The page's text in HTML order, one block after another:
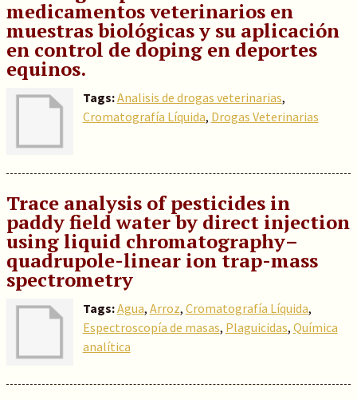
medicamentos veterinarios en
muestras biológicas y su aplicación
en control de doping en deportes
equinos.
Tags:Analisis de drogas veterinarias,
Cromatografía Líquida, Drogas Veterinarias
Trace analysis of pesticides in
paddy field water by direct injection
using liquid chromatography–
quadrupole-linear ion trap-mass
spectrometry
Tags:Agua, Arroz, Cromatografía Líquida,
Espectroscopía de masas, Plaguicidas, Química
analítica